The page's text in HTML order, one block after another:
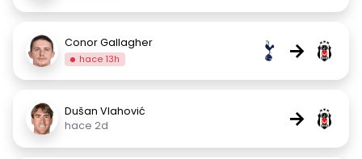
Conor Gallagher
hace 13h →
Dušan Vlahović
hace 2d
→